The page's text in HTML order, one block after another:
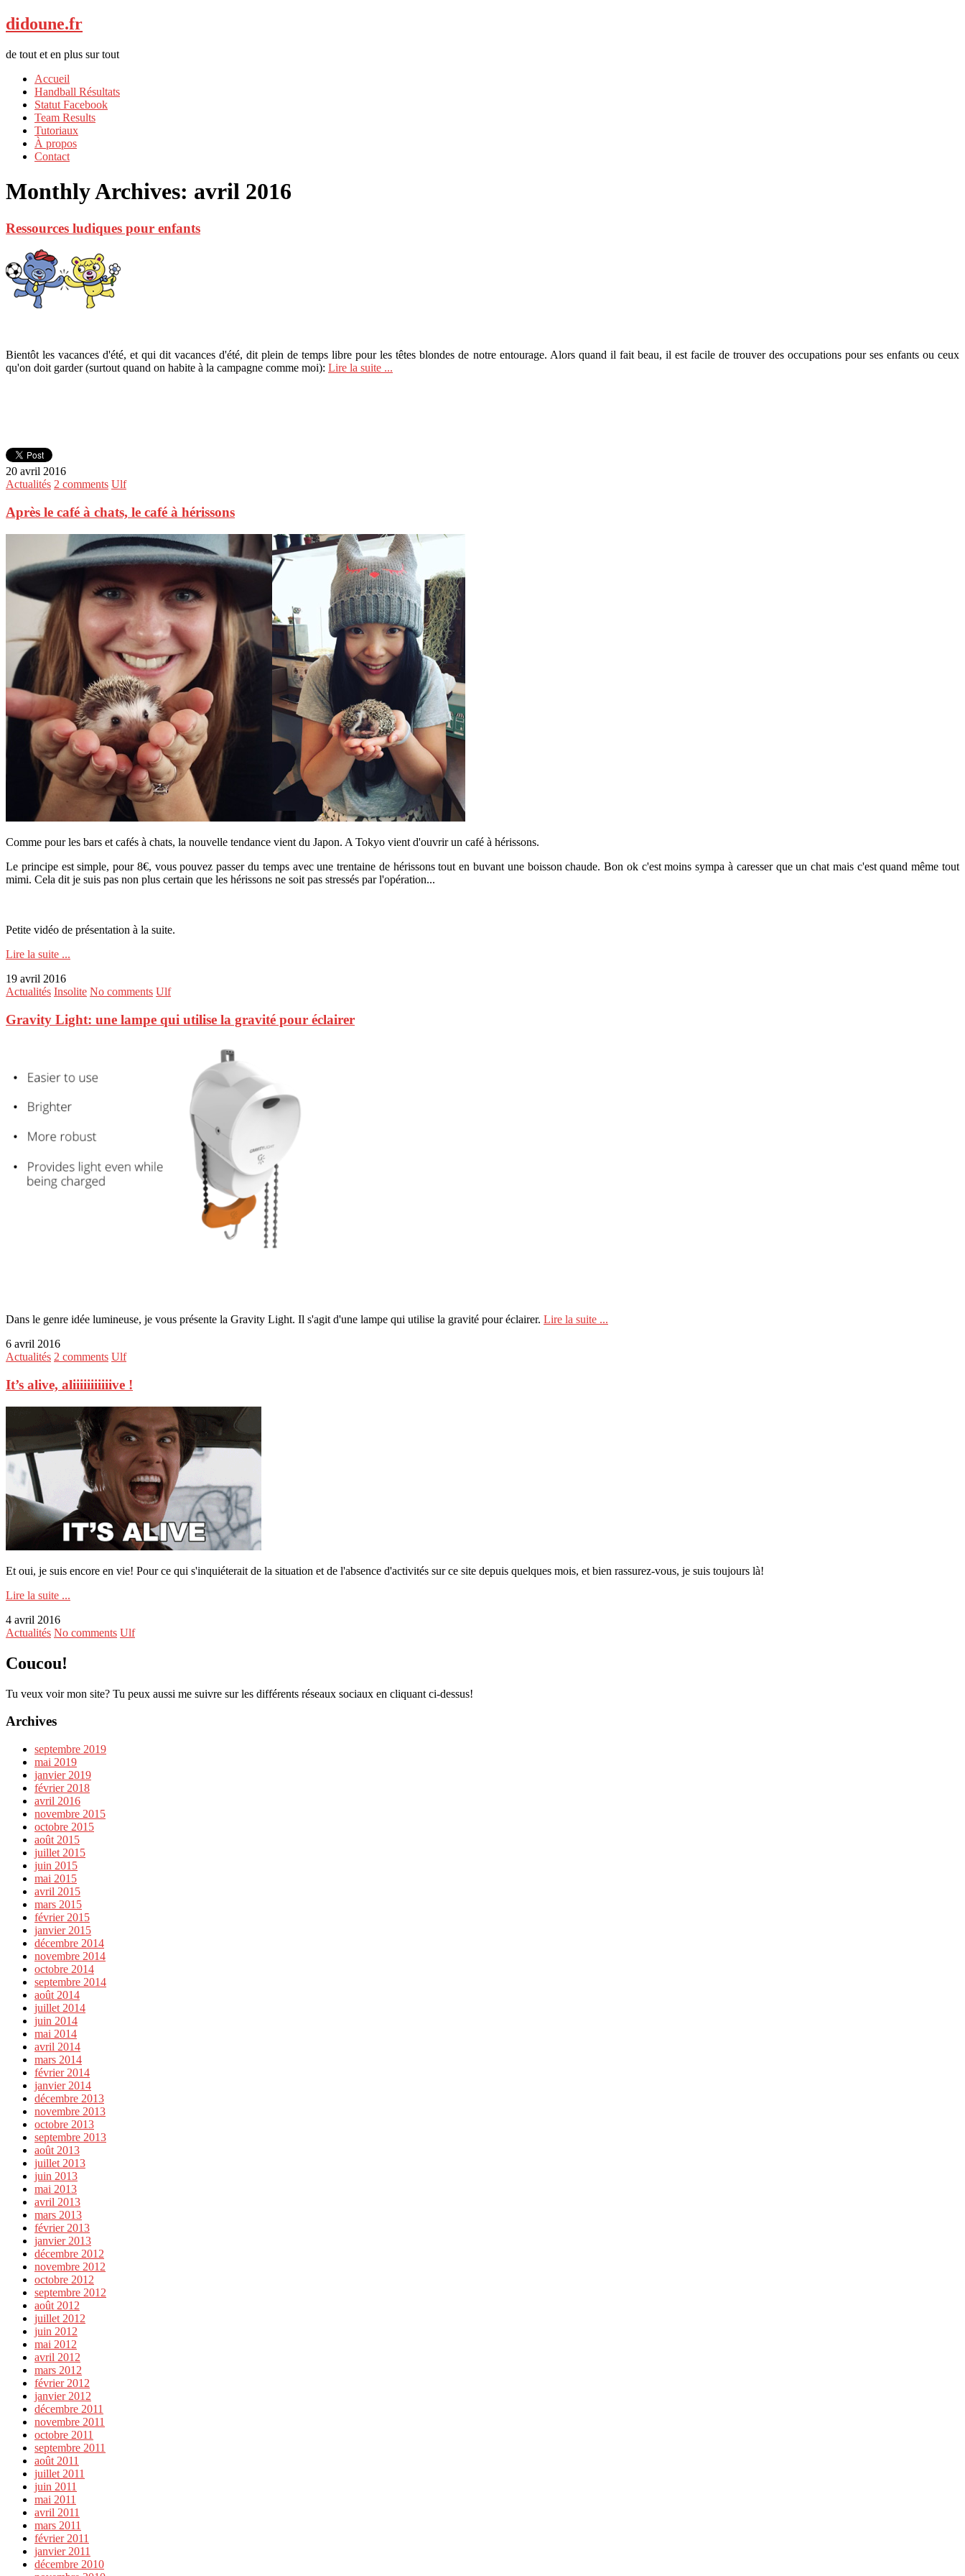
didoune.fr
de tout et en plus sur tout
Accueil
Handball Résultats
Statut Facebook
Team Results
Tutoriaux
À propos
Contact
Monthly Archives: avril 2016
Ressources ludiques pour enfants
Bientôt les vacances d'été, et qui dit vacances d'été, dit plein de temps libre pour les têtes blondes de notre entourage. Alors quand il fait beau, il est facile de trouver des occupations pour ses enfants ou ceux
qu'on doit garder (surtout quand on habite à la campagne comme moi): Lire la suite ...
20 avril 2016
Actualités 2 comments Ulf
Après le café à chats, le café à hérissons
Comme pour les bars et cafés à chats, la nouvelle tendance vient du Japon. A Tokyo vient d'ouvrir un café à hérissons.
Le principe est simple, pour 8€, vous pouvez passer du temps avec une trentaine de hérissons tout en buvant une boisson chaude. Bon ok c'est moins sympa à caresser que un chat mais c'est quand même tout
mimi. Cela dit je suis pas non plus certain que les hérissons ne soit pas stressés par l'opération...
Petite vidéo de présentation à la suite.
Lire la suite ...
19 avril 2016
Actualités Insolite No comments Ulf
Gravity Light: une lampe qui utilise la gravité pour éclairer
Dans le genre idée lumineuse, je vous présente la Gravity Light. Il s'agit d'une lampe qui utilise la gravité pour éclairer. Lire la suite ...
6 avril 2016
Actualités 2 comments Ulf
It’s alive, aliiiiiiiiiiive !
Et oui, je suis encore en vie! Pour ce qui s'inquiéterait de la situation et de l'absence d'activités sur ce site depuis quelques mois, et bien rassurez-vous, je suis toujours là!
Lire la suite ...
4 avril 2016
Actualités No comments Ulf
Coucou!
Tu veux voir mon site? Tu peux aussi me suivre sur les différents réseaux sociaux en cliquant ci-dessus!
Archives
septembre 2019
mai 2019
janvier 2019
février 2018
avril 2016
novembre 2015
octobre 2015
août 2015
juillet 2015
juin 2015
mai 2015
avril 2015
mars 2015
février 2015
janvier 2015
décembre 2014
novembre 2014
octobre 2014
septembre 2014
août 2014
juillet 2014
juin 2014
mai 2014
avril 2014
mars 2014
février 2014
janvier 2014
décembre 2013
novembre 2013
octobre 2013
septembre 2013
août 2013
juillet 2013
juin 2013
mai 2013
avril 2013
mars 2013
février 2013
janvier 2013
décembre 2012
novembre 2012
octobre 2012
septembre 2012
août 2012
juillet 2012
juin 2012
mai 2012
avril 2012
mars 2012
février 2012
janvier 2012
décembre 2011
novembre 2011
octobre 2011
septembre 2011
août 2011
juillet 2011
juin 2011
mai 2011
avril 2011
mars 2011
février 2011
janvier 2011
décembre 2010